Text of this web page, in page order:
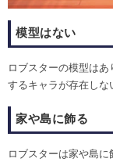
模型はない
ロブスターの模型は
するキャラが存在しな
家や島に飾る
ロブスターは家や島